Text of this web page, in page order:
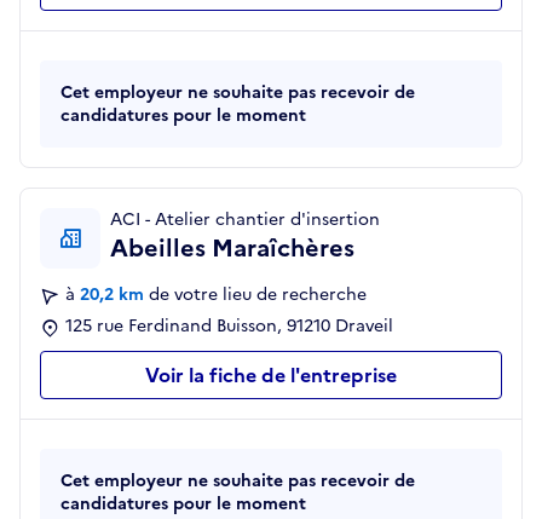
Cet employeur ne souhaite pas recevoir de
candidatures pour le moment
ACI - Atelier chantier d'insertion
Abeilles Maraîchères
à 20,2 km de votre lieu de recherche
125 rue Ferdinand Buisson, 91210 Draveil
Voir la fiche de l'entreprise
Cet employeur ne souhaite pas recevoir de
candidatures pour le moment